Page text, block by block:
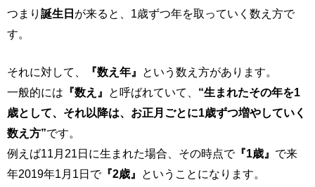
つまり 誕生日が来ると、1歳ずつ年を取っていく数え方で
す。
それに対して、 『数え年』
という数え方があります。
一般的には 『数え』 と呼ばれていて、 “生まれたその年を1
歳として、それ以降は、お正月ごとに1歳ずつ増やしていく
数え方”です。
例えば11月21日に生まれた場合、その時点で『1歳』 で来
年2019年1月1日で『2歳』 ということになります。